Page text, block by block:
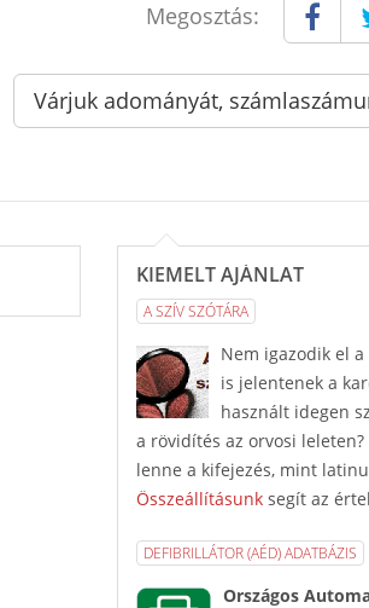
Megosztás:
Várjuk adományát,
KIEMELT AJÁNLAT
A SZÍV SZÓTÁRA
Nem igazodik el
is jelentenek a
használt idegen
a rövidítés az orvosi
lenne a kifejezés, mint
Összeállításunk segít az
DEFIBRILLÁTOR (AÉD) ADATBÁZIS
Országos